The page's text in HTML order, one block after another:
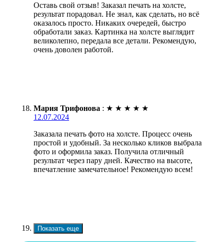
Оставь свой отзыв! Заказал печать на холсте,
результат порадовал. Не знал, как сделать, но всё
оказалось просто. Никаких очередей, быстро
обработали заказ. Картинка на холсте выглядит
великолепно, передала все детали. Рекомендую,
очень доволен работой.
Мария Трифонова : ★ ★ ★ ★ ★
12.07.2024
Заказала печать фото на холсте. Процесс очень
простой и удобный. За несколько кликов выбрала
фото и оформила заказ. Получила отличный
результат через пару дней. Качество на высоте,
впечатление замечательное! Рекомендую всем!
Показать еще